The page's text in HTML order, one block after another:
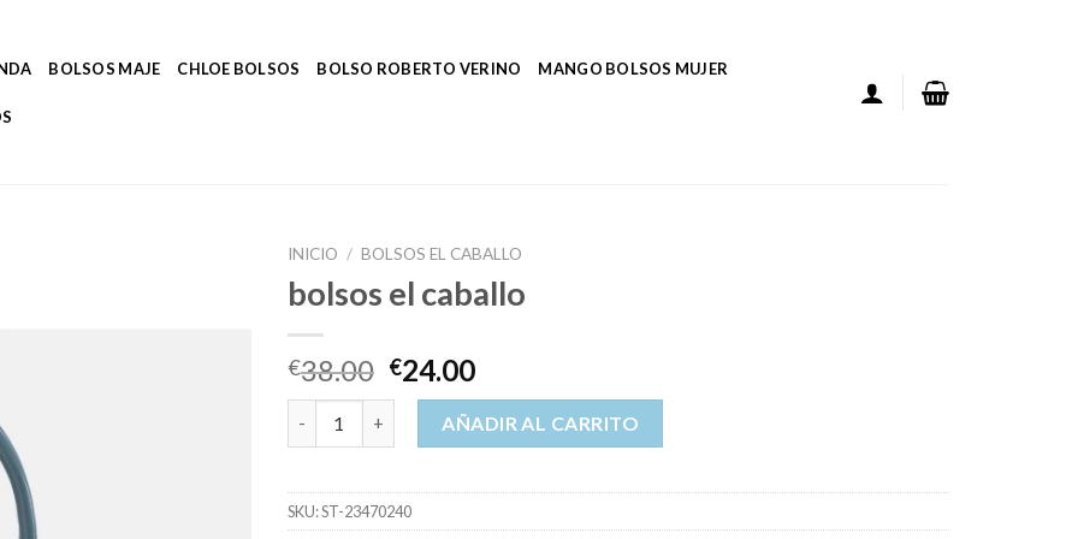
BOLSOS MAJE CHLOE BOLSOS BOLSO ROBERTO VERINO MANGO BOLSOS MUJER
INICIO / BOLSOS EL CABALLO
bolsos el caballo
€38.00 €24.00
bolsos el caballo cantidadAÑADIR AL CARRITO
SKU:ST-23470240